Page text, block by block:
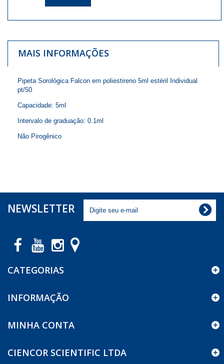
MAIS INFORMAÇÕES
Pipeta Sorológica Falcon em poliestireno 5ml estéril Individual
pt/50
Capacidade: 5ml
Intervalo de graduação: 0.1ml
Não Pirogênico
NEWSLETTER
CATEGORIAS
INFORMAÇÃO
MINHA CONTA
CIENCOR SCIENTIFIC LTDA